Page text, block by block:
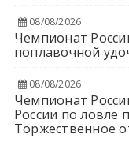
08/08/2026
Чемпионат
поплавочной
08/08/2026
Чемпионат
России по ловле
Торжественное